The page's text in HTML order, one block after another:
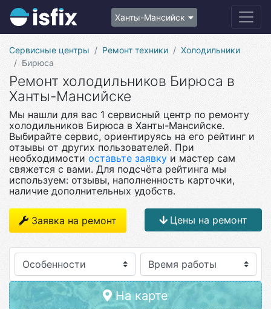
Ханты-Мансийск
Сервисные центры Ремонт техники
Холодильники
Бирюса
Ремонт холодильников Бирюса в
Ханты-Мансийске
Мы нашли для вас 1 сервисный центр по ремонту
холодильников Бирюса в Ханты-Мансийске.
Выбирайте сервис, ориентируясь на его рейтинг и
отзывы от других пользователей. При
необходимости оставьте заявку и мастер сам
свяжется с вами. Для подсчёта рейтинга мы
используем: отзывы, наполненность карточки,
наличие дополнительных удобств.
Заявка на ремонт Цены на ремонт
Особенности
На карте